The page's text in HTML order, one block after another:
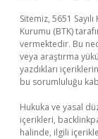
Sitemiz, 5651
Kurumu (BTK)
vermektedir. Bu
veya araştırma
yazdıkları
bu sorumluluğu
Hukuka ve yasal
içerikleri,
halinde, ilgili